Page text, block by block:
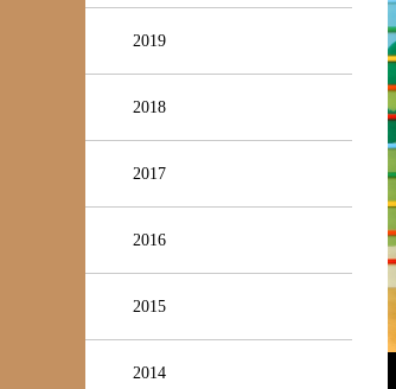
2019
2018
2017
2016
2015
2014